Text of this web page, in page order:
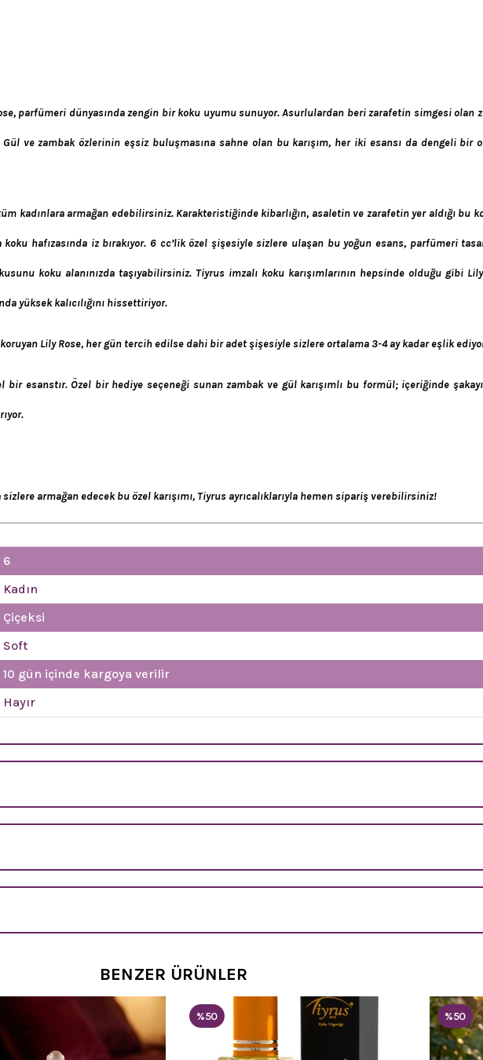
parfümeri dünyasında zengin bir koku uyumu sunuyor. Asurlulardan beri zarafetin simgesi olan
ve zambak özlerinin eşsiz buluşmasına sahne olan bu karışım, her iki esansı da dengeli bir
kadınlara armağan edebilirsiniz. Karakteristiğinde kibarlığın, asaletin ve zarafetin yer aldığı bu
hafızasında iz bırakıyor. 6 cc’lik özel şişesiyle sizlere ulaşan bu yoğun esans, parfümeri
koku alanınızda taşıyabilirsiniz. Tiyrus imzalı koku karışımlarının hepsinde olduğu gibi
yüksek kalıcılığını hissettiriyor.
koruyan Lily Rose, her gün tercih edilse dahi bir adet şişesiyle sizlere ortalama 3-4 ay kadar eşlik
bir esanstır. Özel bir hediye seçeneği sunan zambak ve gül karışımlı bu formül; içeriğinde
armağan edecek bu özel karışımı, Tiyrus ayrıcalıklarıyla hemen sipariş verebilirsiniz!
6
Kadın
Çiçeksi
Soft
10 gün içinde kargoya verilir
Hayır
BENZER ÜRÜNLER
%50 %50